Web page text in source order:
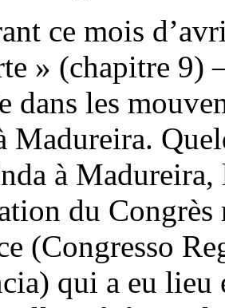
ce mois
» (chapitre 9)
dans les
Madureira.
à
du
(Congresso
qui a eu